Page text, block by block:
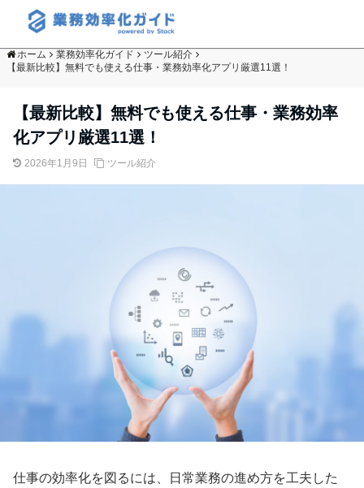
ホーム 業務効率化ガイド
ツール紹介
【最新比較】無料でも使える仕事・業務効率化アプリ厳選11選！
【最新比較】無料でも使える仕事・業務効率
化アプリ厳選11選！
2026年1月9日 ツール紹介
仕事の効率化を図るには、日常業務の進め方を工夫した